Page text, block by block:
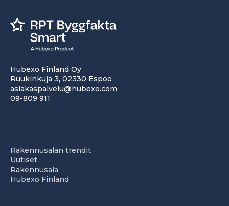
Hubexo Finland Oy
Ruukinkuja 3, 02330 Espoo
asiakaspalvelu@hubexo.com
09-809 911
Rakennusalan trendit
Uutiset
Rakennusala
Hubexo Finland